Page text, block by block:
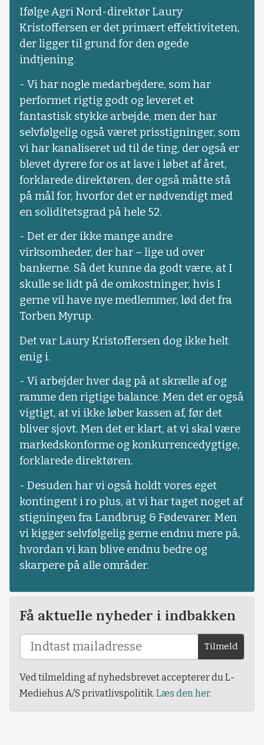
Ifølge Agri Nord-direktør Laury
Kristoffersen er det primært effektiviteten,
der ligger til grund for den øgede
indtjening.
- Vi har nogle medarbejdere, som har
performet rigtig godt og leveret et
fantastisk stykke arbejde, men der har
selvfølgelig også været prisstigninger, som
vi har kanaliseret ud til de ting, der også er
blevet dyrere for os at lave i løbet af året,
forklarede direktøren, der også måtte stå
på mål for, hvorfor det er nødvendigt med
en soliditetsgrad på hele 52.
- Det er der ikke mange andre
virksomheder, der har – lige ud over
bankerne. Så det kunne da godt være, at I
skulle se lidt på de omkostninger, hvis I
gerne vil have nye medlemmer, lød det fra
Torben Myrup.
Det var Laury Kristoffersen dog ikke helt
enig i.
- Vi arbejder hver dag på at skrælle af og
ramme den rigtige balance. Men det er også
vigtigt, at vi ikke løber kassen af, før det
bliver sjovt. Men det er klart, at vi skal være
markedskonforme og konkurrencedygtige,
forklarede direktøren.
- Desuden har vi også holdt vores eget
kontingent i ro plus, at vi har taget noget af
stigningen fra Landbrug & Fødevarer. Men
vi kigger selvfølgelig gerne endnu mere på,
hvordan vi kan blive endnu bedre og
skarpere på alle områder.
Få aktuelle nyheder i indbakken
Tilmeld
Ved tilmelding af nyhedsbrevet accepterer du L-
Mediehus A/S privatlivspolitik. Læs den her.